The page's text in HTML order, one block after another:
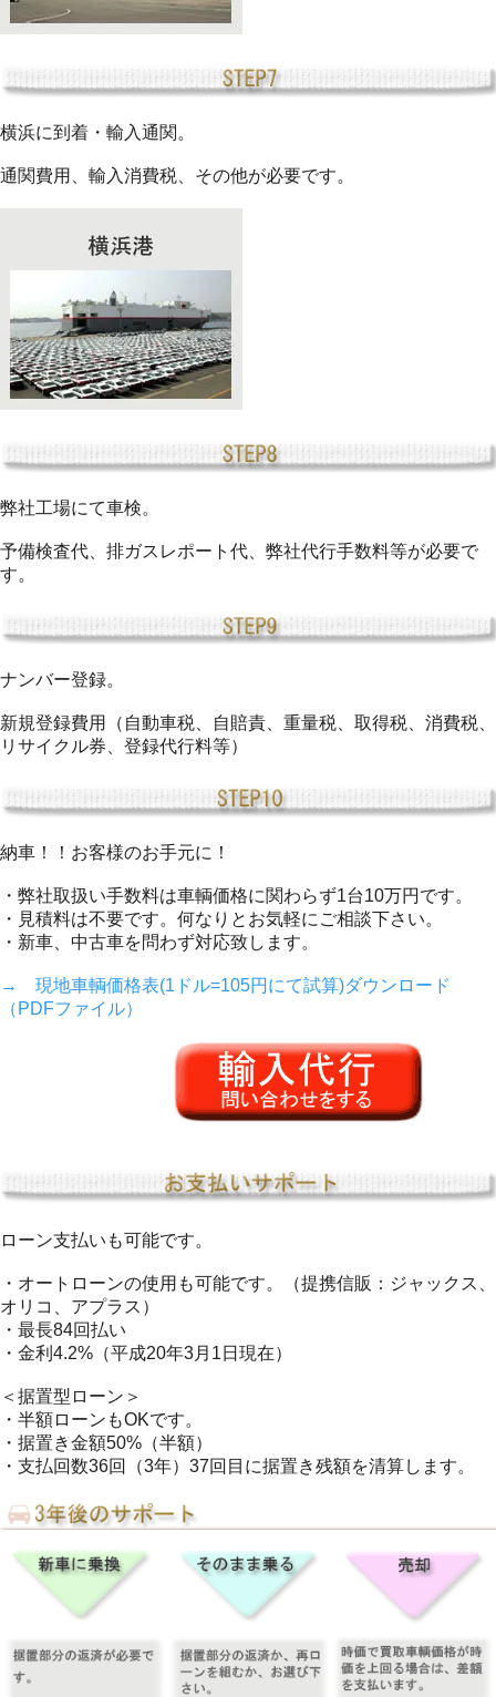
横浜に到着・輸入通関。
通関費用、輸入消費税、その他が必要です。
弊社工場にて車検。
予備検査代、排ガスレポート代、弊社代行手数料等が必要で
す。
ナンバー登録。
新規登録費用（自動車税、自賠責、重量税、取得税、消費税、
リサイクル券、登録代行料等）
納車！！お客様のお手元に！
・弊社取扱い手数料は車輌価格に関わらず1台10万円です。
・見積料は不要です。何なりとお気軽にご相談下さい。
・新車、中古車を問わず対応致します。
→ 現地車輌価格表(1ドル=105円にて試算)ダウンロード
（PDFファイル）
ローン支払いも可能です。
・オートローンの使用も可能です。（提携信販：ジャックス、
オリコ、アプラス）
・最長84回払い
・金利4.2%（平成20年3月1日現在）
＜据置型ローン＞
・半額ローンもOKです。
・据置き金額50%（半額）
・支払回数36回（3年）37回目に据置き残額を清算します。